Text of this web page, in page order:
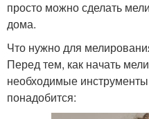
просто можно сделать
дома.
Что нужно для
Перед тем, как начать
необходимые
понадобится: